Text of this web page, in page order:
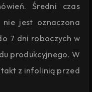
Średni czas
jest oznaczona
7 dni roboczych w
produkcyjnego. W
z infolinią przed